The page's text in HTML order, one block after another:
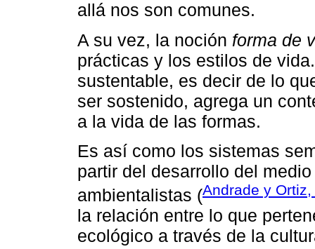
allá nos son comunes.
A su vez, la noción forma de
prácticas y los estilos de
sustentable, es decir de lo
ser sostenido, agrega un
a la vida de las formas.
Es así como los sistemas
partir del desarrollo del
ambientalistas (Andrade y
la relación entre lo que
ecológico a través de la